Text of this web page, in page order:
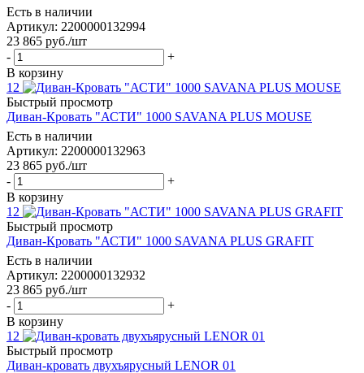
Есть в наличии
Артикул: 2200000132994
23 865 руб./шт
-
+
В корзину
12
Быстрый просмотр
Диван-Кровать "АСТИ" 1000 SAVANA PLUS MOUSE
Есть в наличии
Артикул: 2200000132963
23 865 руб./шт
-
+
В корзину
12
Быстрый просмотр
Диван-Кровать "АСТИ" 1000 SAVANA PLUS GRAFIT
Есть в наличии
Артикул: 2200000132932
23 865 руб./шт
-
+
В корзину
12
Быстрый просмотр
Диван-кровать двухъярусный LENOR 01